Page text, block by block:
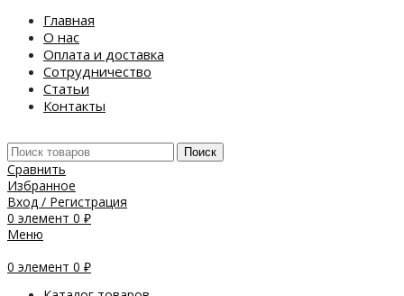
Главная
О нас
Оплата и доставка
Сотрудничество
Статьи
Контакты
Поиск
Сравнить
Избранное
Вход / Регистрация
0 элемент 0 ₽
Меню
0 элемент 0 ₽